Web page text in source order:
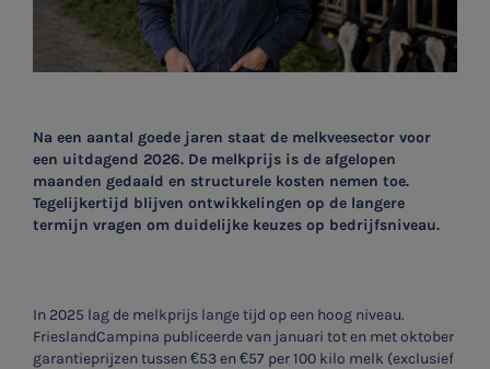
Na een aantal goede jaren staat de melkveesector voor
een uitdagend 2026. De melkprijs is de afgelopen
maanden gedaald en structurele kosten nemen toe.
Tegelijkertijd blijven ontwikkelingen op de langere
termijn vragen om duidelijke keuzes op bedrijfsniveau.
In 2025 lag de melkprijs lange tijd op een hoog niveau.
FrieslandCampina publiceerde van januari tot en met oktober
garantieprijzen tussen €53 en €57 per 100 kilo melk (exclusief